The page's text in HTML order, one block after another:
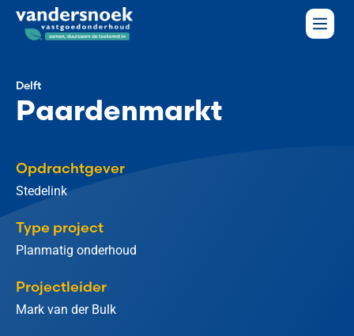
Delft
Paardenmarkt
Opdrachtgever
Stedelink
Type project
Planmatig onderhoud
Projectleider
Mark van der Bulk